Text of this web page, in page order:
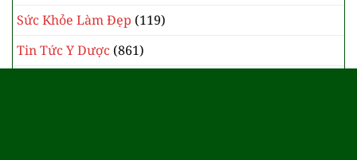
Sức Khỏe Làm Đẹp (119)
Tin Tức Y Dược (861)